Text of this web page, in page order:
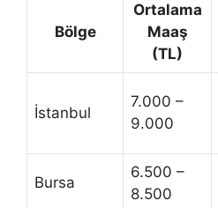
Bölge
Ortalama
Maaş
(TL)
İstanbul
7.000 –
9.000
Bursa
6.500 –
8.500